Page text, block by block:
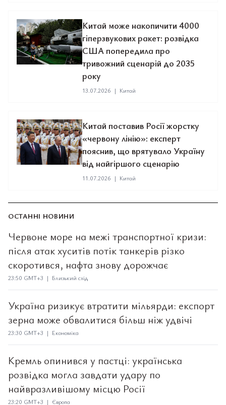
Китай може накопичити 4000
гіперзвукових ракет: розвідка
США попередила про
тривожний сценарій до 2035
року
13.07.2026 | Китай
Китай поставив Росії жорстку
«червону лінію»: експерт
пояснив, що врятувало Україну
від найгіршого сценарію
11.07.2026 | Китай
ОСТАННІ НОВИНИ
Червоне море на межі транспортної кризи:
після атак хуситів потік танкерів різко
скоротився, нафта знову дорожчає
23:50 GMT+3 | Близький схід
Україна ризикує втратити мільярди: експорт
зерна може обвалитися більш ніж удвічі
23:30 GMT+3 | Економіка
Кремль опинився у пастці: українська
розвідка могла завдати удару по
найвразливішому місцю Росії
23:20 GMT+3 | Європа